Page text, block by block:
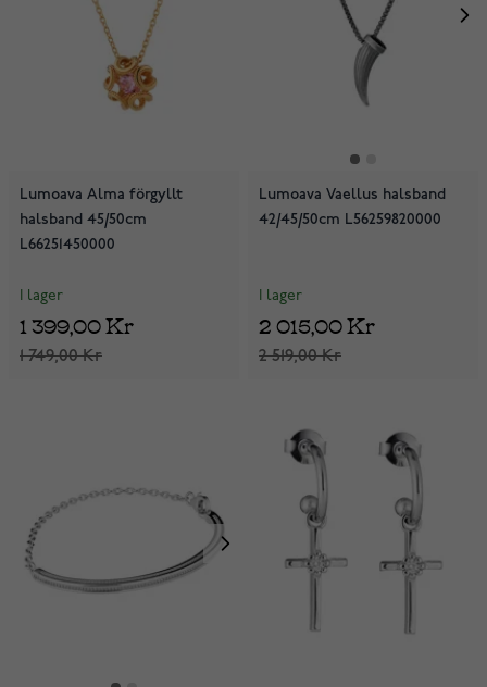
Lumoava Alma förgyllt
halsband 45/50cm
L66251450000
I lager
1 749,00 Kr
1 399,00 Kr
Lumoava Vaellus halsband
42/45/50cm L56259820000
I lager
2 519,00 Kr
2 015,00 Kr